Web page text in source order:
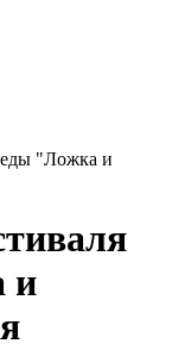
еды "Ложка и
и